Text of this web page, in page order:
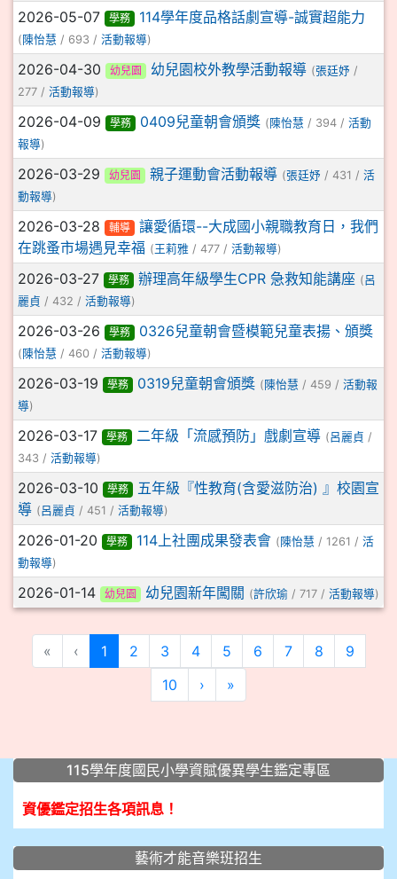
2026-05-07 學務 114學年度品格話劇宣導-誠實超能力
(陳怡慧 / 693 / 活動報導)
2026-04-30 幼兒園 幼兒園校外教學活動報導 (張廷妤 /
277 / 活動報導)
2026-04-09 學務 0409兒童朝會頒獎 (陳怡慧 / 394 / 活動
報導)
2026-03-29 幼兒園 親子運動會活動報導 (張廷妤 / 431 / 活
動報導)
2026-03-28 輔導
讓愛循環--大成國小親職教育日，我們
在跳蚤市場遇見幸福 (王莉雅 / 477 / 活動報導)
2026-03-27 學務 辦理高年級學生CPR 急救知能講座 (呂
麗貞 / 432 / 活動報導)
2026-03-26 學務 0326兒童朝會暨模範兒童表揚、頒獎
(陳怡慧 / 460 / 活動報導)
2026-03-19 學務 0319兒童朝會頒獎 ( 陳怡慧 / 459 / 活動報
導)
2026-03-17 學務 二年級「流感預防」戲劇宣導 (呂麗貞 /
343 / 活動報導)
2026-03-10 學務
五年級『性教育(含愛滋防治) 』校園宣
導 (呂麗貞 / 451 / 活動報導)
2026-01-20 學務 114上社團成果發表會 (陳怡慧 / 1261 / 活
動報導)
2026-01-14 幼兒園 幼兒園新年闖關 (許欣瑜/ 717 / 活動報導)
« ‹ 1(current)
2 3 4 5 6 7 8
9
10
› »
::: 115學年度國民小學資賦優異學生鑑定專區
資優鑑定招生各項訊息！
藝術才能音樂班招生